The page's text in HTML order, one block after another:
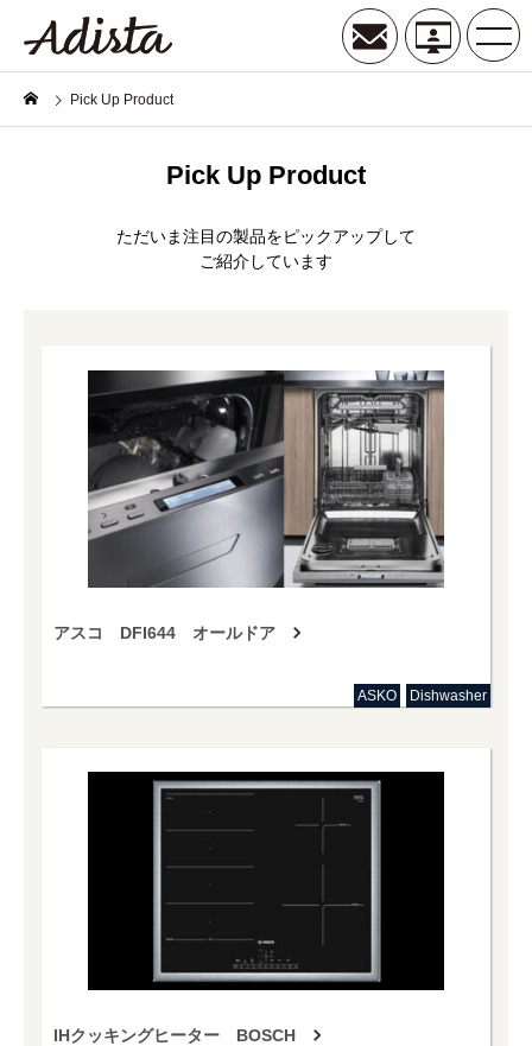
Pick Up Product
Pick Up Product
ただいま注目の製品をピックアップして
ご紹介しています
アスコ DFI644 オールドア
ASKO Dishwasher
IHクッキングヒーター BOSCH